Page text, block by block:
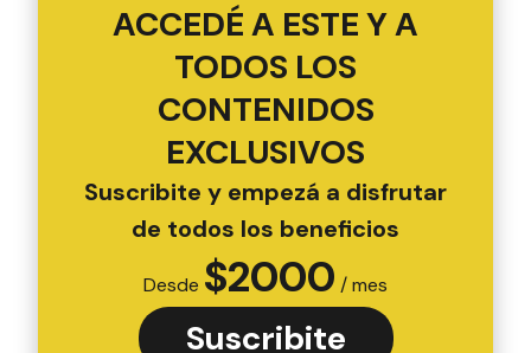
ACCEDÉ A ESTE Y A
TODOS LOS
CONTENIDOS
EXCLUSIVOS
Suscribite y empezá a disfrutar
de todos los beneficios
Desde $2000 / mes
Suscribite